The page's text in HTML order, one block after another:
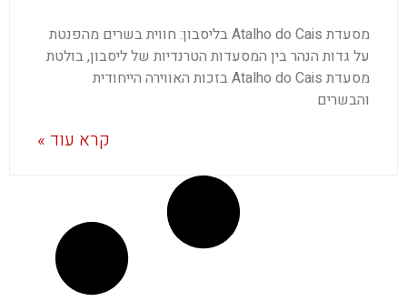
מסעדת Atalho do Cais בליסבון: חווית בשרים מהפנטת
על גדות הנהר בין המסעדות הטרנדיות של ליסבון, בולטת
מסעדת Atalho do Cais בזכות האווירה הייחודית
והבשרים
קרא עוד »